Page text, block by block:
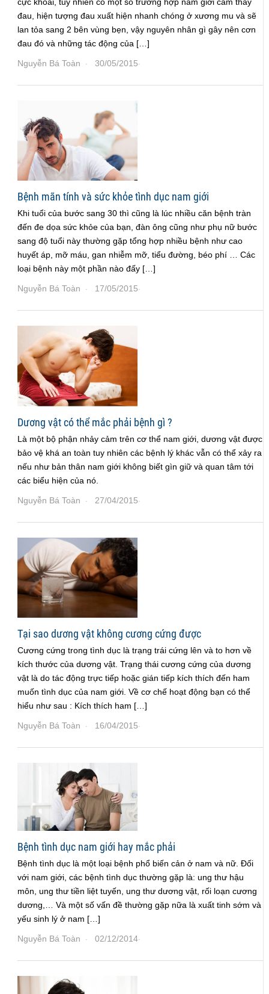
đau, hiện tượng đau xuất hiện nhanh chóng ở xương mu và sẽ
lan tỏa sang 2 bên vùng bẹn, vậy nguyên nhân gì gây nên cơn
đau đó và những tác động của […]
Nguyễn Bá Toàn · 30/05/2015·
Bệnh mãn tính và sức khỏe tình dục nam giới
Khi tuổi của bước sang 30 thì cũng là lúc nhiều căn bệnh tràn
đến đe dọa sức khỏe của bạn, đàn ông cũng như phụ nữ bước
sang độ tuổi này thường gặp tổng hợp nhiều bệnh như cao
huyết áp, mỡ máu, gan nhiễm mỡ, tiểu đường, béo phí … Các
loại bệnh này một phần nào đấy […]
Nguyễn Bá Toàn · 17/05/2015·
Dương vật có thể mắc phải bệnh gì ?
Là một bộ phận nhảy cảm trên cơ thể nam giới, dương vật được
bảo vệ khá an toàn tuy nhiên các bệnh lý khác vẫn có thể xảy ra
nếu như bản thân nam giới không biết gìn giữ và quan tâm tới
các biểu hiện của nó.
Nguyễn Bá Toàn · 27/04/2015·
Tại sao dương vật không cương cứng được
Cương cứng trong tình dục là trạng trái cứng lên và to hơn về
kích thước của dương vật. Trạng thái cương cứng của dương
vật là do tác động trực tiếp hoặc gián tiếp kích thích đến ham
muốn tình dục của nam giới. Về cơ chế hoạt động bạn có thể
hiểu như sau : Kích thích ham […]
Nguyễn Bá Toàn · 16/04/2015·
Bệnh tình dục nam giới hay mắc phải
Bệnh tình dục là một loại bệnh phổ biến cản ở nam và nữ. Đối
với nam giới, các bệnh tình dục thường gặp là: ung thư hậu
môn, ung thư tiền liệt tuyến, ung thư dương vật, rối loạn cương
dương,… Và một số vấn đề thường gặp nữa là xuất tinh sớm và
yếu sinh lý ở nam […]
Nguyễn Bá Toàn · 02/12/2014·